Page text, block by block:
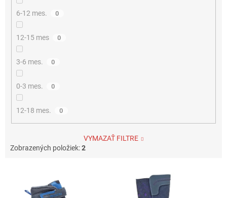
6-12 mes. 0
12-15 mes 0
3-6 mes. 0
0-3 mes. 0
12-18 mes. 0
VYMAZAŤ FILTRE
Zobrazených položiek:2